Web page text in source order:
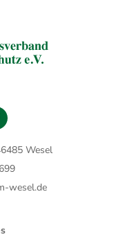
Wesel
wesel.de